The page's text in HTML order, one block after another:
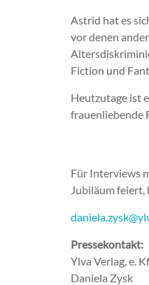
Astrid hat es
vor denen
Fiction und
Heutzutage ist
frauenliebende
Für Interviews
Jubiläum
Pressekontakt:
Ylva Verlag, e.
Daniela Zysk